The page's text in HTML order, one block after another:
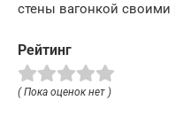
стены вагонкой своими
Рейтинг
( Пока оценок нет )